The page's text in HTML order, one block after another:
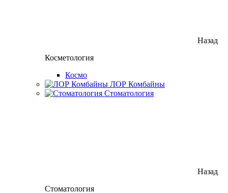
Назад
Косметология
Космо
ЛОР Комбайны
Стоматология
Назад
Стоматология